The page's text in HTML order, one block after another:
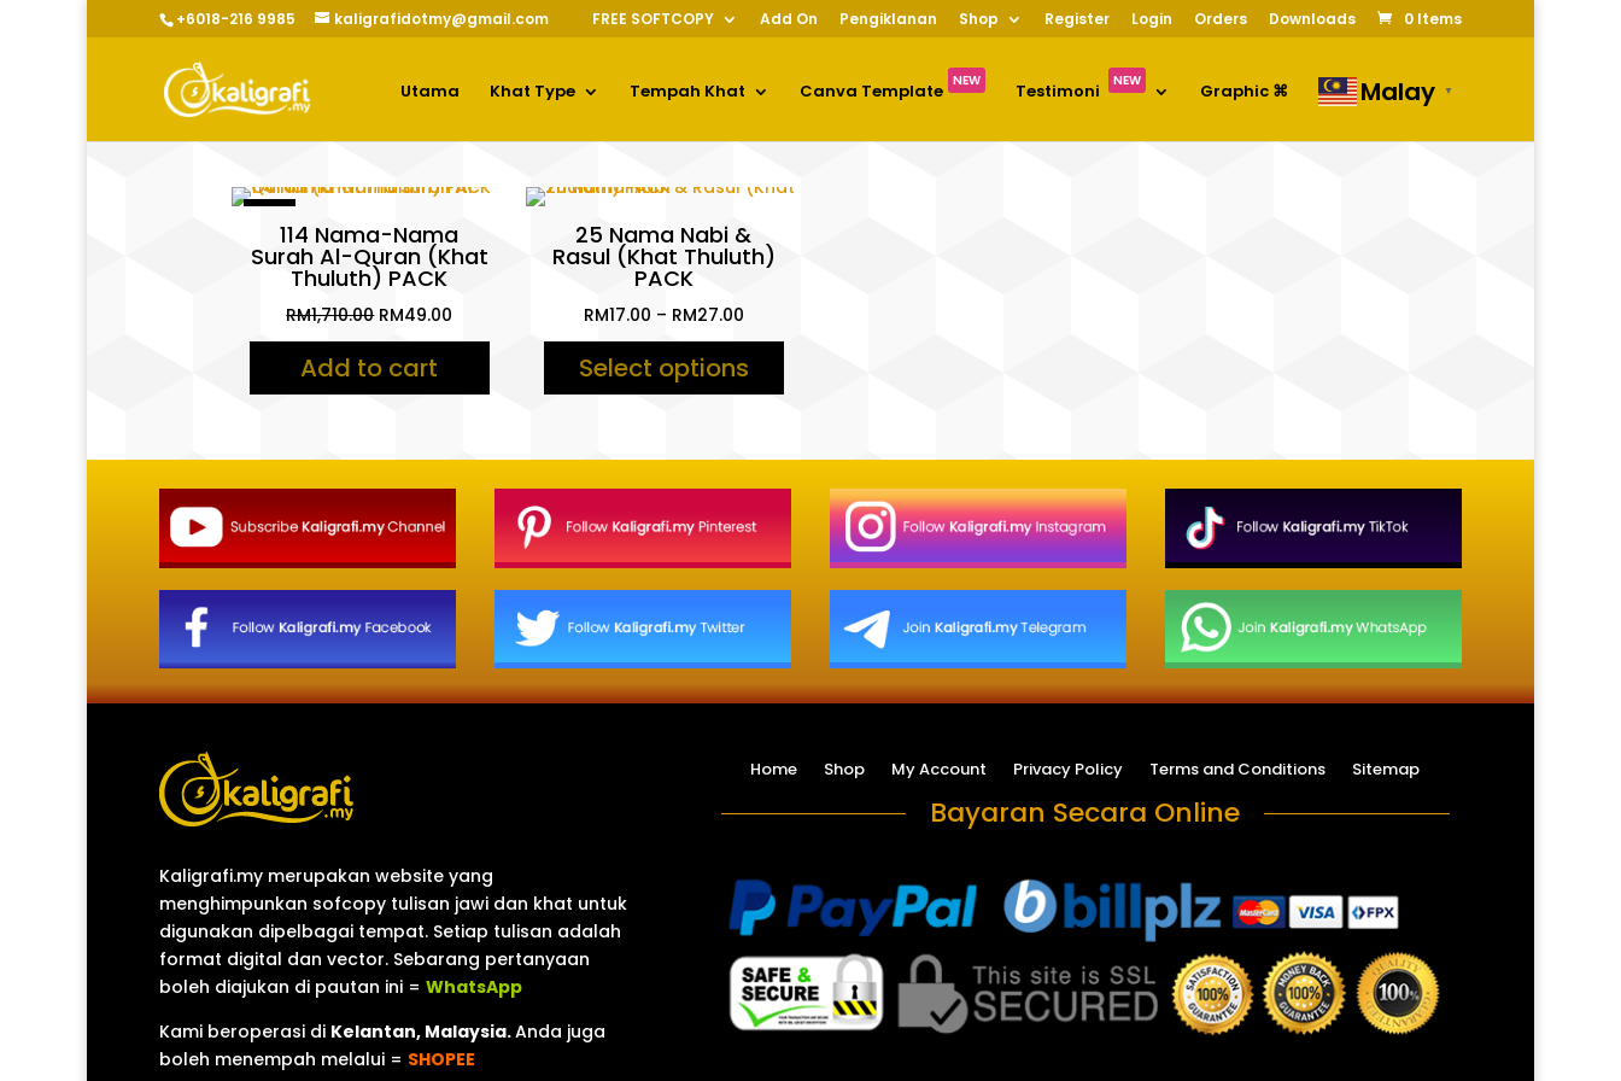
+6018-216 9985 kaligrafidotmy@gmail.com FREE SOFTCOPY Add On Pengiklanan Shop Register Login Orders Downloads 0 Items
Utama Khat Type Tempah Khat Canva Template NEW Testimoni NEW Graphic ⌘ Malay ▼
114 Nama-Nama
Surah Al-Quran (Khat
Thuluth) PACK
RM1,710.00 Original
price
was:
RM1,710.00.
RM49.00
price
RM49.00.
Add to cart
25 Nama Nabi &
Rasul (Khat Thuluth)
PACK
RM17.00 – RM27.00Price
range:
RM17.00
through
Select options
Kaligrafi.my merupakan website yang
menghimpunkan sofcopy tulisan jawi dan khat untuk
digunakan dipelbagai tempat. Setiap tulisan adalah
format digital dan vector. Sebarang pertanyaan
boleh diajukan di pautan ini = WhatsApp
Kami beroperasi di Kelantan, Malaysia.Anda juga
boleh menempah melalui = SHOPEE
Home Shop My Account Privacy Policy Terms and Conditions Sitemap
Bayaran Secara Online